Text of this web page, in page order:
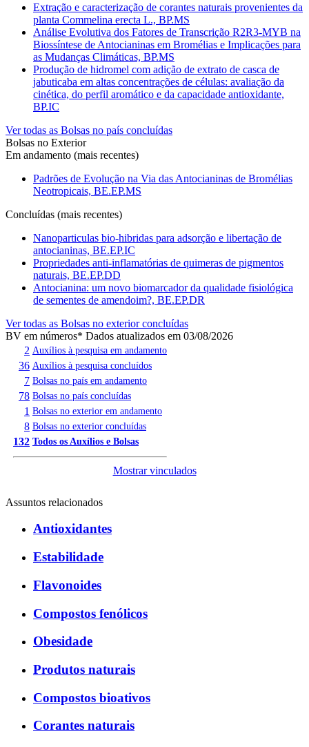
Extração e caracterização de corantes naturais provenientes da
planta Commelina erecta L., BP.MS
Análise Evolutiva dos Fatores de Transcrição R2R3-MYB na
Biossíntese de Antocianinas em Bromélias e Implicações para
as Mudanças Climáticas, BP.MS
Produção de hidromel com adição de extrato de casca de
jabuticaba em altas concentrações de células: avaliação da
cinética, do perfil aromático e da capacidade antioxidante,
BP.IC
Ver todas as Bolsas no país concluídas
Bolsas no Exterior
Em andamento (mais recentes)
Padrões de Evolução na Via das Antocianinas de Bromélias
Neotropicais, BE.EP.MS
Concluídas (mais recentes)
Nanoparticulas bio-hibridas para adsorção e libertação de
antocianinas, BE.EP.IC
Propriedades anti-inflamatórias de quimeras de pigmentos
naturais, BE.EP.DD
Antocianina: um novo biomarcador da qualidade fisiológica
de sementes de amendoim?, BE.EP.DR
Ver todas as Bolsas no exterior concluídas
BV em números* Dados atualizados em 03/08/2026
2 Auxílios à pesquisa em andamento
36 Auxílios à pesquisa concluídos
7 Bolsas no país em andamento
78 Bolsas no país concluídas
1 Bolsas no exterior em andamento
8 Bolsas no exterior concluídas
132 Todos os Auxílios e Bolsas
Mostrar vinculados
Assuntos relacionados
Antioxidantes
Estabilidade
Flavonoides
Compostos fenólicos
Obesidade
Produtos naturais
Compostos bioativos
Corantes naturais